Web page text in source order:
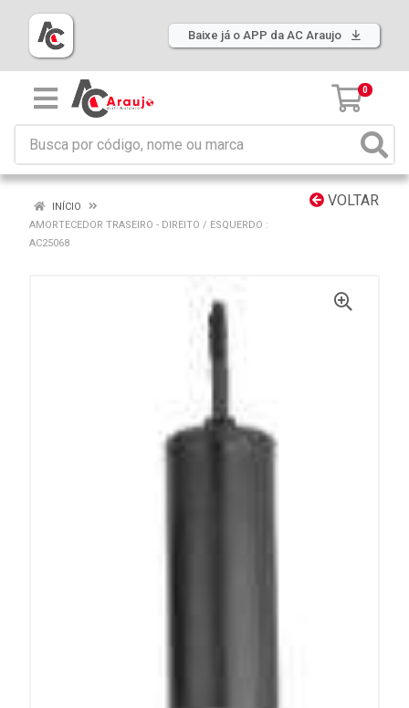
Baixe já o APP da AC Araujo
0
VOLTAR
INÍCIO
AMORTECEDOR TRASEIRO - DIREITO / ESQUERDO :
AC25068